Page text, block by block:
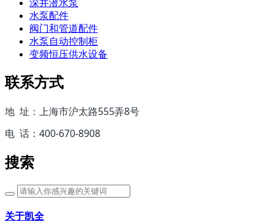
深井潜水泵
水泵配件
阀门和管道配件
水泵自动控制柜
变频恒压供水设备
联系方式
地 址：上海市沪太路555弄8号
电 话：400-670-8908
搜索
关于凯全